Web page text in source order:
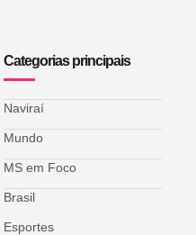
Categorias principais
Naviraí
Mundo
MS em Foco
Brasil
Esportes